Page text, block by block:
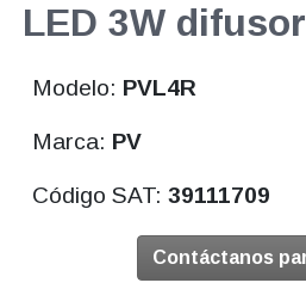
LED 3W
Modelo: PVL4R
Marca: PV
Código SAT:39111709
Contáctanos